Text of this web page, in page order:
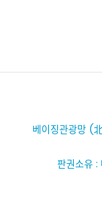
베이징관광망 (
판권소유 :